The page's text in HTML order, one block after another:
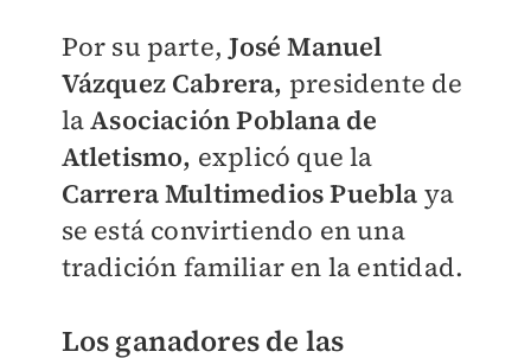
Por su parte,José Manuel
Vázquez Cabrera, presidente de
laAsociación Poblana de
Atletismo, explicó que la
Carrera Multimedios Puebla ya
se está convirtiendo en una
tradición familiar en la entidad.
Los ganadores de las